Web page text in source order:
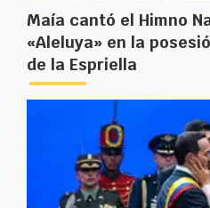
Maía cantó el Himno
«Aleluya» en la
de la Espriella